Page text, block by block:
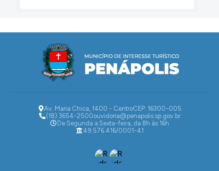
Av. Maria Chica, 1400 - CentroCEP: 16300-005
(18) 3654-2500ouvidoria@penapolis.sp.gov.br
De Segunda a Sexta-feira, da 8h às 16h
49.576.416/0001-41